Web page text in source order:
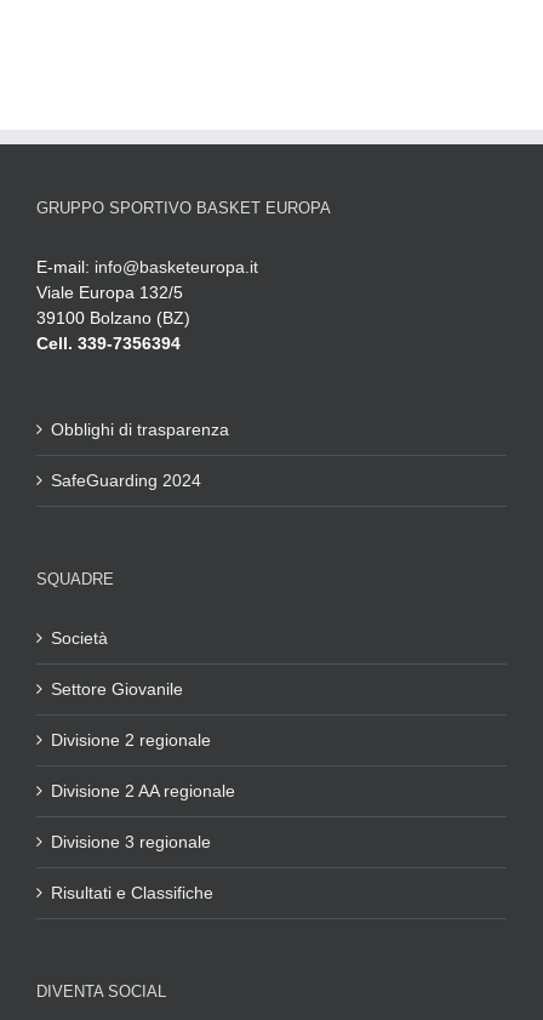
GRUPPO SPORTIVO BASKET EUROPA
E-mail: info@basketeuropa.it
Viale Europa 132/5
39100 Bolzano (BZ)
Cell. 339-7356394
Obblighi di trasparenza
SafeGuarding 2024
SQUADRE
Società
Settore Giovanile
Divisione 2 regionale
Divisione 2 AA regionale
Divisione 3 regionale
Risultati e Classifiche
DIVENTA SOCIAL